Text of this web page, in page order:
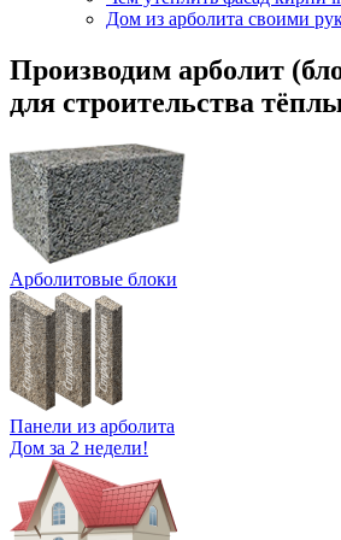
Дом из арболита своими
Производим арболит
для строительства
Арболитовые блоки
Панели из арболита
Дом за 2 недели!